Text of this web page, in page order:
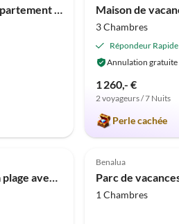
Maison de vacances Appartement à Salobreña avec vue sur mer
3 Chambres
Répondeur Rapide
Annulation gratuite
1 260,- €
2 voyageurs / 7 Nuits
Perle cachée
Appartement près de la plage avec vue sur la mer
4.0 (1)
Benalua
1 Chambres